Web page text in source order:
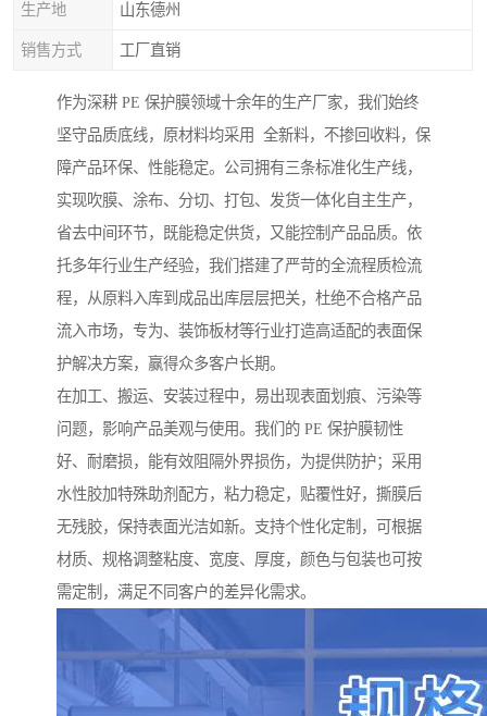
生产地 山东德州
销售方式 工厂直销
作为深耕 PE 保护膜领域十余年的生产厂家，我们始终
坚守品质底线，原材料均采用 全新料，不掺回收料，保
障产品环保、性能稳定。公司拥有三条标准化生产线，
实现吹膜、涂布、分切、打包、发货一体化自主生产，
省去中间环节，既能稳定供货，又能控制产品品质。依
托多年行业生产经验，我们搭建了严苛的全流程质检流
程，从原料入库到成品出库层层把关，杜绝不合格产品
流入市场，专为、装饰板材等行业打造高适配的表面保
护解决方案，赢得众多客户长期。
在加工、搬运、安装过程中，易出现表面划痕、污染等
问题，影响产品美观与使用。我们的 PE 保护膜韧性
好、耐磨损，能有效阻隔外界损伤，为提供防护；采用
水性胶加特殊助剂配方，粘力稳定，贴覆性好，撕膜后
无残胶，保持表面光洁如新。支持个性化定制，可根据
材质、规格调整粘度、宽度、厚度，颜色与包装也可按
需定制，满足不同客户的差异化需求。